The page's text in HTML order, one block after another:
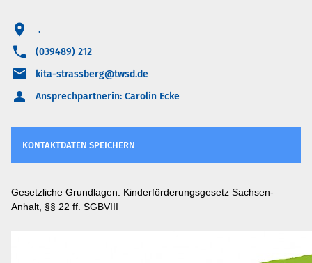
.
(039489) 212
kita-strassberg@twsd.de
Ansprechpartnerin: Carolin Ecke
KONTAKTDATEN SPEICHERN
Gesetzliche Grundlagen: Kinderförderungsgesetz Sachsen-
Anhalt, §§ 22 ff. SGBVIII